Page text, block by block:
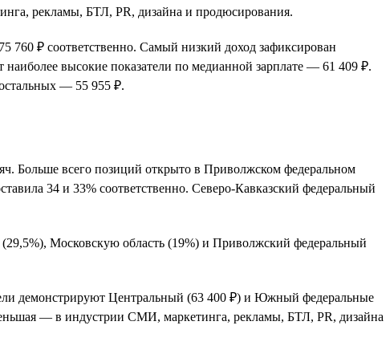
рекламы, БТЛ, PR, дизайна и продюсирования.
₽ соответственно. Самый низкий доход зафиксирован
высокие показатели по медианной зарплате — 61 409 ₽.
— 55 955 ₽.
Больше всего позиций открыто в Приволжском федеральном
34 и 33% соответственно. Северо-Кавказский федеральный
Московскую область (19%) и Приволжский федеральный
демонстрируют Центральный (63 400 ₽) и Южный федеральные
— в индустрии СМИ, маркетинга, рекламы, БТЛ, PR, дизайна